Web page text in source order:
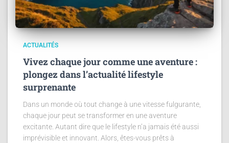
ACTUALITÉS
Vivez chaque jour comme une aventure :
plongez dans l’actualité lifestyle
surprenante
Dans un monde où tout change à une vitesse fulgurante,
chaque jour peut se transformer en une aventure
excitante. Autant dire que le lifestyle n’a jamais été aussi
imprévisible et innovant. Alors, êtes-vous prêts à